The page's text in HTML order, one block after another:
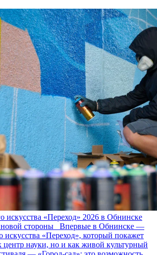
искусства «Переход» 2026 в Обнинске
стороны Впервые в Обнинске —
искусства «Переход», который покажет
центр науки, но и как живой культурный